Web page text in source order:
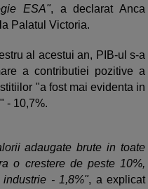
ESA", a declarat Anca
Palatul Victoria.
al acestui an, PIB-ul s-a
a contributiei pozitive a
"a fost mai evidenta in
- 10,7%.
adaugate brute in toate
o crestere de peste 10%,
- 1,8%", a explicat